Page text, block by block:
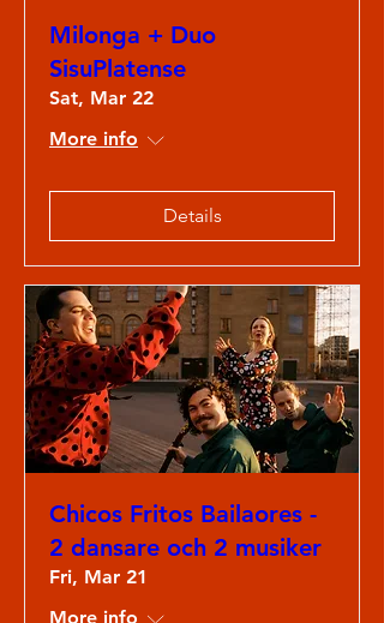
Milonga + Duo
SisuPlatense
Sat, Mar 22
More info
Details
Chicos Fritos Bailaores -
2 dansare och 2 musiker
Fri, Mar 21
More info